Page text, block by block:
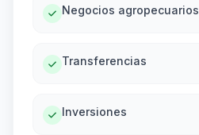
Negocios agropecuarios
Transferencias
Inversiones